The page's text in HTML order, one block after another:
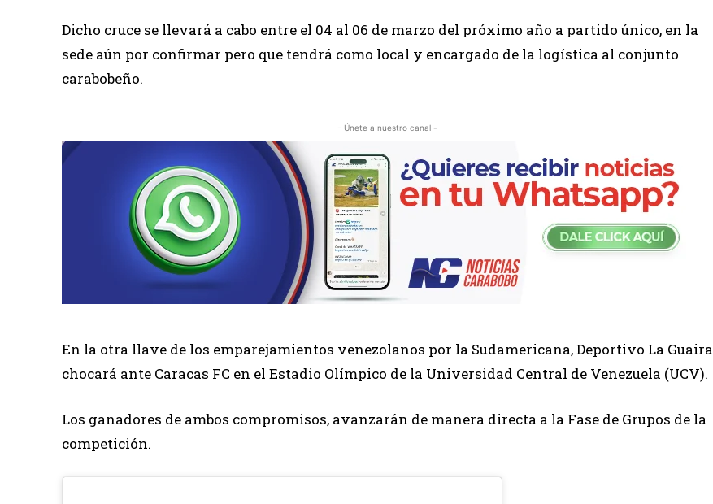
Dicho cruce se llevará a cabo entre el 04 al 06 de marzo del próximo año a partido único, en la
sede aún por confirmar pero que tendrá como local y encargado de la logística al conjunto
carabobeño.
- Únete a nuestro canal -
En la otra llave de los emparejamientos venezolanos por la Sudamericana, Deportivo La Guaira
chocará ante Caracas FC en el Estadio Olímpico de la Universidad Central de Venezuela (UCV).
Los ganadores de ambos compromisos, avanzarán de manera directa a la Fase de Grupos de la
competición.